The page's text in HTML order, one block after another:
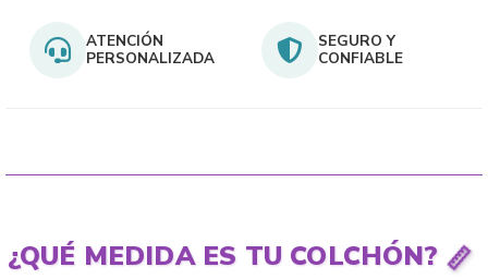
ATENCIÓN
PERSONALIZADA
SEGURO Y
CONFIABLE
¿QUÉ MEDIDA ES TU COLCHÓN? 📏